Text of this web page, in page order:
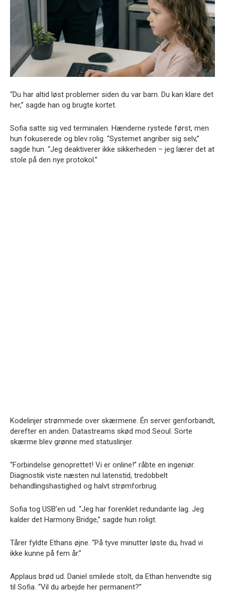
“Du har altid løst problemer siden du var barn. Du kan klare det
her,” sagde han og brugte kortet.
Sofia satte sig ved terminalen. Hænderne rystede først, men
hun fokuserede og blev rolig. “Systemet angriber sig selv,”
sagde hun. “Jeg deaktiverer ikke sikkerheden – jeg lærer det at
stole på den nye protokol.”
Kodelinjer strømmede over skærmene. Én server genforbandt,
derefter en anden. Datastreams skød mod Seoul. Sorte
skærme blev grønne med statuslinjer.
“Forbindelse genoprettet! Vi er online!” råbte en ingeniør.
Diagnostik viste næsten nul latenstid, tredobbelt
behandlingshastighed og halvt strømforbrug.
Sofia tog USB’en ud. “Jeg har forenklet redundante lag. Jeg
kalder det Harmony Bridge,” sagde hun roligt.
Tårer fyldte Ethans øjne. “På tyve minutter løste du, hvad vi
ikke kunne på fem år.”
Applaus brød ud. Daniel smilede stolt, da Ethan henvendte sig
til Sofia. “Vil du arbejde her permanent?”